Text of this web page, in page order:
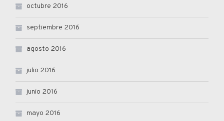
octubre 2016
septiembre 2016
agosto 2016
julio 2016
junio 2016
mayo 2016